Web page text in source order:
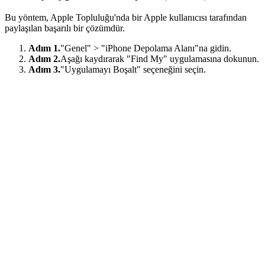
Bu yöntem, Apple Topluluğu'nda bir Apple kullanıcısı tarafından
paylaşılan başarılı bir çözümdür.
Adım 1."Genel" > "iPhone Depolama Alanı"na gidin.
Adım 2.Aşağı kaydırarak "Find My" uygulamasına dokunun.
Adım 3."Uygulamayı Boşalt" seçeneğini seçin.